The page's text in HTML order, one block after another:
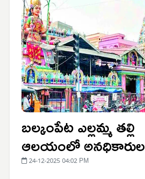
బల్కంపేట ఎల్లమ్మ తల్లి
ఆలయంలో అనధికారుల
దుర్వ్యవహారం
24-12-2025 04:02 PM